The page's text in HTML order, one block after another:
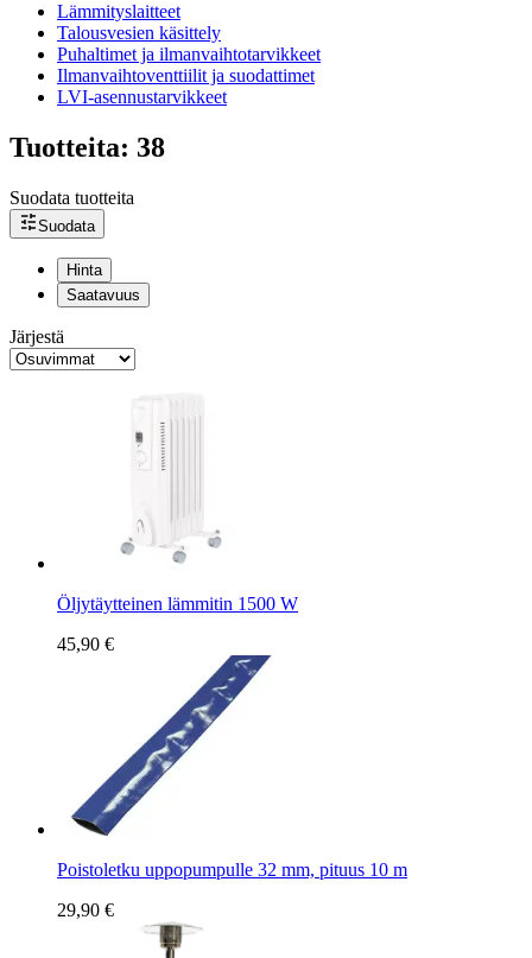
Lämmityslaitteet
Talousvesien käsittely
Puhaltimet ja ilmanvaihtotarvikkeet
Ilmanvaihtoventtiilit ja suodattimet
LVI-asennustarvikkeet
Tuotteita: 38
Suodata tuotteita
Suodata
Hinta
Saatavuus
Järjestä
Öljytäytteinen lämmitin 1500 W
45,90 €
Poistoletku uppopumpulle 32 mm, pituus 10 m
29,90 €